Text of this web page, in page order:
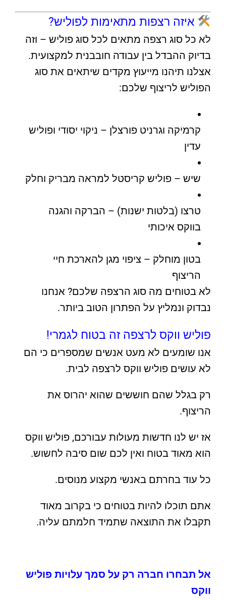
איזה רצפות מתאימות לפוליש?
לא כל סוג רצפה מתאים לכל סוג פוליש – וזה
בדיוק ההבדל בין עבודה חובבנית למקצועית.
אצלנו תיהנו מייעוץ מקדים שיתאים את סוג
הפוליש לריצוף שלכם:
קרמיקה וגרניט פורצלן – ניקוי יסודי ופוליש
עדין
שיש – פוליש קריסטל למראה מבריק וחלק
טרצו (בלטות ישנות) – הברקה והגנה
בווקס איכותי
בטון מוחלק – ציפוי מגן להארכת חיי
הריצוף
לא בטוחים מה סוג הרצפה שלכם? אנחנו
נבדוק ונמליץ על הפתרון הטוב ביותר.
פוליש ווקס לרצפה זה בטוח לגמרי!
אנו שומעים לא מעט אנשים שמספרים כי הם
לא עושים פוליש ווקס לרצפה לבית.
רק בגלל שהם חוששים שהוא יהרוס את
הריצוף.
אז יש לנו חדשות מעולות עבורכם, פוליש ווקס
הוא מאוד בטוח ואין לכם שום סיבה לחשוש.
כל עוד בחרתם באנשי מקצוע מנוסים.
אתם תוכלו להיות בטוחים כי בקרוב מאוד
תקבלו את התוצאה שתמיד חלמתם עליה.
אל תבחרו חברה רק על סמך עלויות פוליש
ווקס